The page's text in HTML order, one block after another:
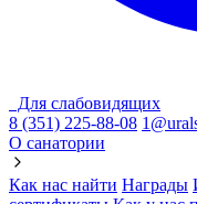
Для слабовидящих
8 (351) 225-88-08
О санатории
Как нас найти Награды